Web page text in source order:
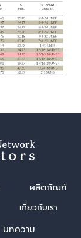
ผลิตภัณฑ์
เกี่ยวกับเรา
บทความ